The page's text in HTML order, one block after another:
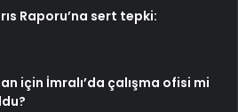
Raporu’na sert tepki:
için İmralı’da çalışma ofisi mi